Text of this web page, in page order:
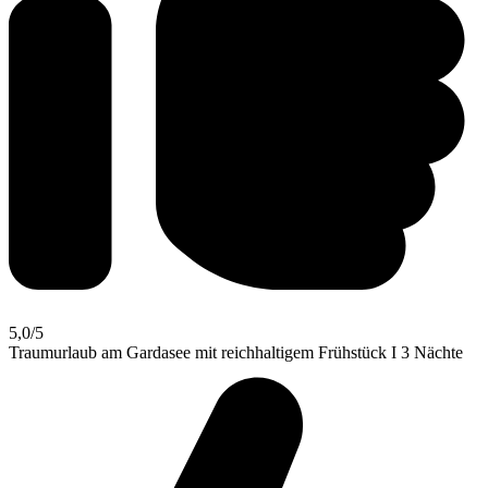
5,0/5
Traumurlaub am Gardasee mit reichhaltigem Frühstück I 3 Nächte